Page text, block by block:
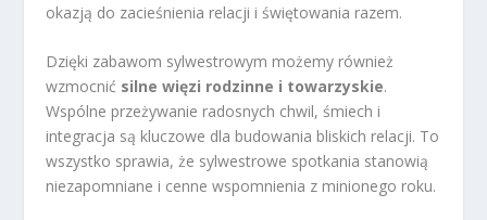
okazją do zacieśnienia relacji i świętowania razem.
Dzięki zabawom sylwestrowym możemy również
wzmocnić silne więzi rodzinne i towarzyskie.
Wspólne przeżywanie radosnych chwil, śmiech i
integracja są kluczowe dla budowania bliskich relacji. To
wszystko sprawia, że sylwestrowe spotkania stanowią
niezapomniane i cenne wspomnienia z minionego roku.